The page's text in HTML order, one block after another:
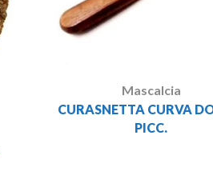
Mascalcia
CURASNETTA CURVA
PICC.